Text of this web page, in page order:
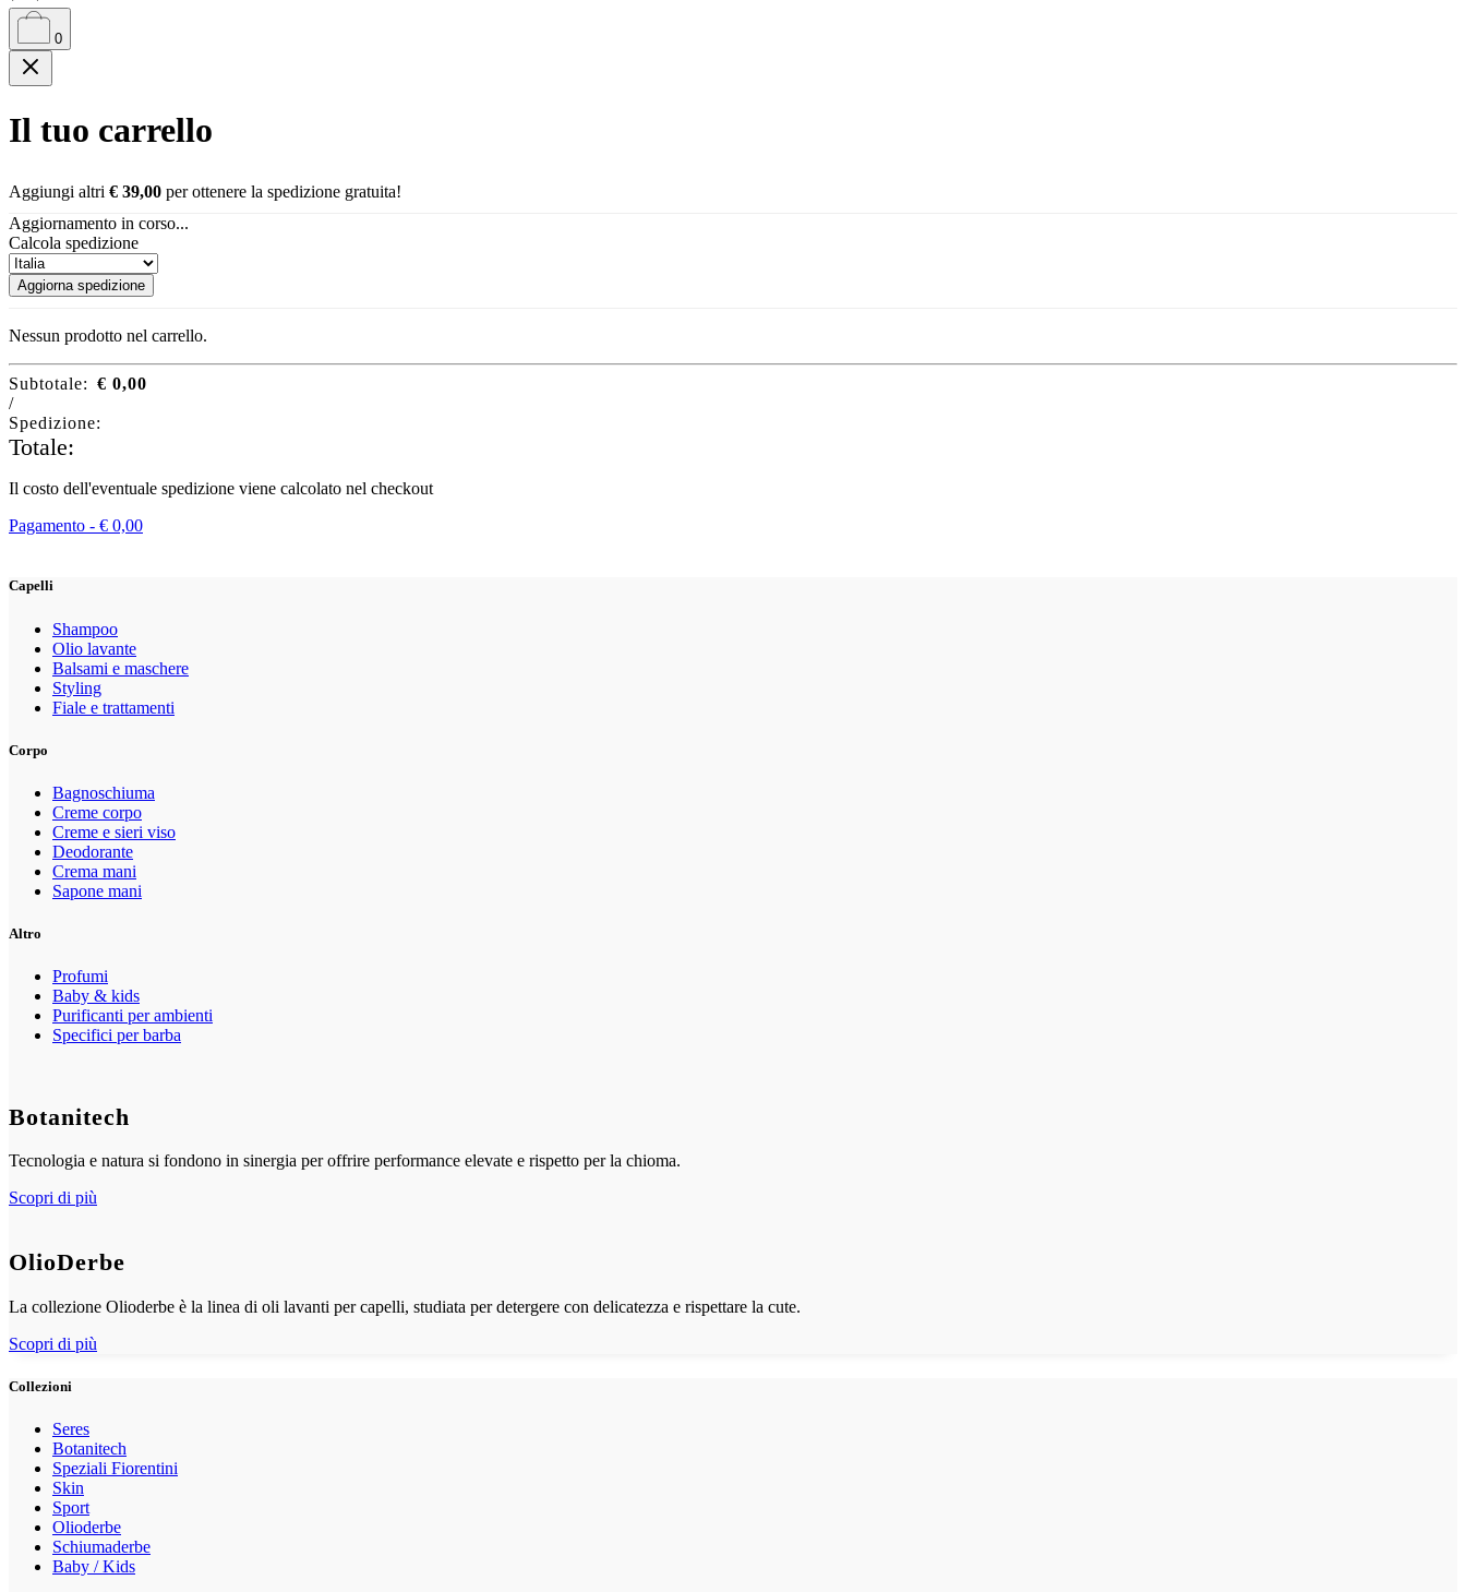
0
Il tuo carrello
Aggiungi altri € 39,00 per ottenere la spedizione gratuita!
Aggiornamento in corso...
Calcola spedizione
Aggiorna spedizione
Nessun prodotto nel carrello.
Subtotale: € 0,00
/
Spedizione:
Totale:
Il costo dell'eventuale spedizione viene calcolato nel checkout
Pagamento - € 0,00
Capelli
Shampoo
Olio lavante
Balsami e maschere
Styling
Fiale e trattamenti
Corpo
Bagnoschiuma
Creme corpo
Creme e sieri viso
Deodorante
Crema mani
Sapone mani
Altro
Profumi
Baby & kids
Purificanti per ambienti
Specifici per barba
Botanitech
Tecnologia e natura si fondono in sinergia per offrire performance elevate e rispetto per la chioma.
Scopri di più
OlioDerbe
La collezione Olioderbe è la linea di oli lavanti per capelli, studiata per detergere con delicatezza e rispettare la cute.
Scopri di più
Collezioni
Seres
Botanitech
Speziali Fiorentini
Skin
Sport
Olioderbe
Schiumaderbe
Baby / Kids